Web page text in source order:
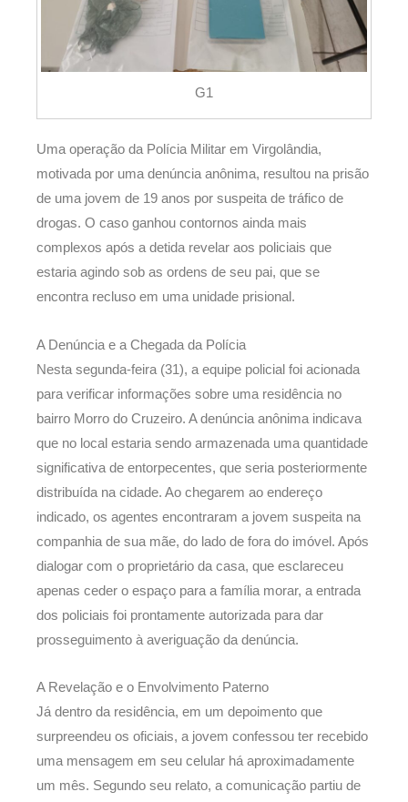
G1
Uma operação da Polícia Militar em Virgolândia,
motivada por uma denúncia anônima, resultou na prisão
de uma jovem de 19 anos por suspeita de tráfico de
drogas. O caso ganhou contornos ainda mais
complexos após a detida revelar aos policiais que
estaria agindo sob as ordens de seu pai, que se
encontra recluso em uma unidade prisional.
A Denúncia e a Chegada da Polícia
Nesta segunda-feira (31), a equipe policial foi acionada
para verificar informações sobre uma residência no
bairro Morro do Cruzeiro. A denúncia anônima indicava
que no local estaria sendo armazenada uma quantidade
significativa de entorpecentes, que seria posteriormente
distribuída na cidade. Ao chegarem ao endereço
indicado, os agentes encontraram a jovem suspeita na
companhia de sua mãe, do lado de fora do imóvel. Após
dialogar com o proprietário da casa, que esclareceu
apenas ceder o espaço para a família morar, a entrada
dos policiais foi prontamente autorizada para dar
prosseguimento à averiguação da denúncia.
A Revelação e o Envolvimento Paterno
Já dentro da residência, em um depoimento que
surpreendeu os oficiais, a jovem confessou ter recebido
uma mensagem em seu celular há aproximadamente
um mês. Segundo seu relato, a comunicação partiu de